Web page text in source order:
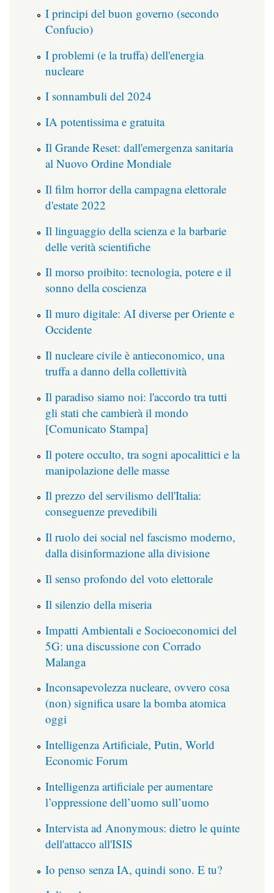
I principi del buon governo (secondo
Confucio)
I problemi (e la truffa) dell'energia
nucleare
I sonnambuli del 2024
IA potentissima e gratuita
Il Grande Reset: dall'emergenza sanitaria
al Nuovo Ordine Mondiale
Il film horror della campagna elettorale
d'estate 2022
Il linguaggio della scienza e la barbarie
delle verità scientifiche
Il morso proibito: tecnologia, potere e il
sonno della coscienza
Il muro digitale: AI diverse per Oriente e
Occidente
Il nucleare civile è antieconomico, una
truffa a danno della collettività
Il paradiso siamo noi: l'accordo tra tutti
gli stati che cambierà il mondo
[Comunicato Stampa]
Il potere occulto, tra sogni apocalittici e la
manipolazione delle masse
Il prezzo del servilismo dell'Italia:
conseguenze prevedibili
Il ruolo dei social nel fascismo moderno,
dalla disinformazione alla divisione
Il senso profondo del voto elettorale
Il silenzio della miseria
Impatti Ambientali e Socioeconomici del
5G: una discussione con Corrado
Malanga
Inconsapevolezza nucleare, ovvero cosa
(non) significa usare la bomba atomica
oggi
Intelligenza Artificiale, Putin, World
Economic Forum
Intelligenza artificiale per aumentare
l’oppressione dell’uomo sull’uomo
Intervista ad Anonymous: dietro le quinte
dell'attacco all'ISIS
Io penso senza IA, quindi sono. E tu?